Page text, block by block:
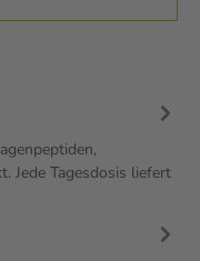
Jede Tagesdosis liefert